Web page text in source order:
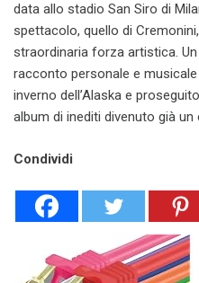
data allo stadio San Siro di
spettacolo, quello di
straordinaria forza artistica.
racconto personale e
inverno dell’Alaska e
album di inediti divenuto già un
Condividi